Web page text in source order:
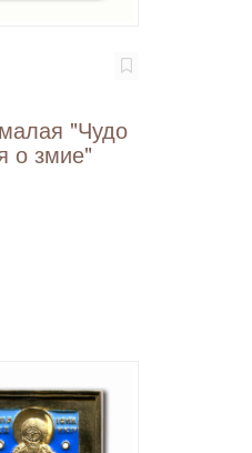
"Чудо
о змие"